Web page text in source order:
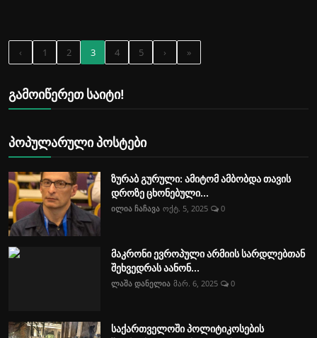
‹ 1 2 3 4 5 › »
გამოიწერეთ საიტი!
პოპულარული პოსტები
ზურაბ გურული: ამიტომ ამბობდა თავის
დროზე ცხონებული...
ილია ჩაჩავა ოქტ. 5, 2025 0
მაკრონი ევროპული არმიის სარდლებთან
შეხვედრას აანონ...
ლაშა დანელია მარ. 6, 2025 0
საქართველოში პოლიტიკოსების